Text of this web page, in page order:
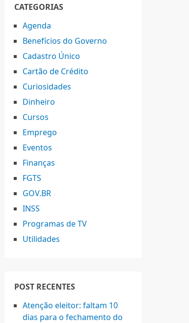
CATEGORIAS
Agenda
Benefícios do Governo
Cadastro Único
Cartão de Crédito
Curiosidades
Dinheiro
Cursos
Emprego
Eventos
Finanças
FGTS
GOV.BR
INSS
Programas de TV
Utilidades
POST RECENTES
Atenção eleitor: faltam 10
dias para o fechamento do